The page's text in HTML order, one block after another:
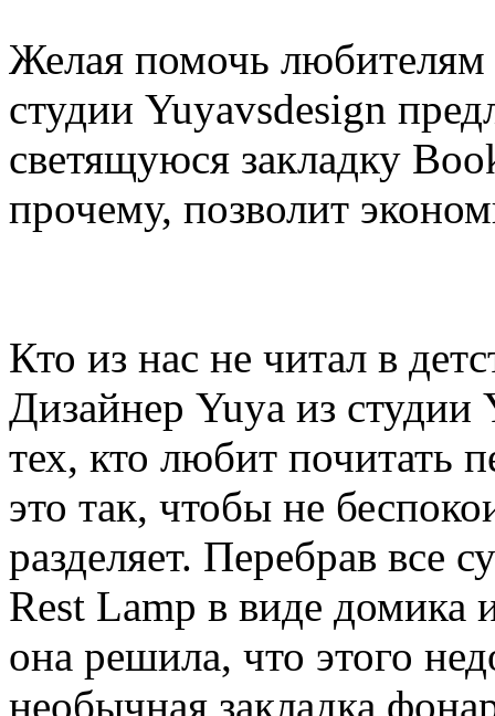
Желая помочь любителям
студии Yuyavsdesign
светящуюся закладку
прочему, позволит
Кто из нас не читал в
Дизайнер Yuya из
тех, кто любит почитать
это так, чтобы не
разделяет. Перебрав все
Rest Lamp в виде домика
она решила, что этого
необычная закладка